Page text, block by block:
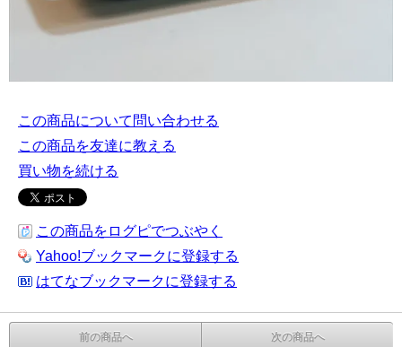
この商品について問い合わせる
この商品を友達に教える
買い物を続ける
この商品をログピでつぶやく
Yahoo!ブックマークに登録する
はてなブックマークに登録する
前の商品へ 次の商品へ